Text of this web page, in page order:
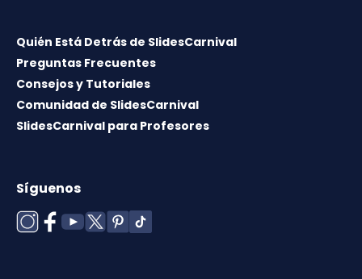
Quién Está Detrás de SlidesCarnival
Preguntas Frecuentes
Consejos y Tutoriales
Comunidad de SlidesCarnival
SlidesCarnival para Profesores
Síguenos